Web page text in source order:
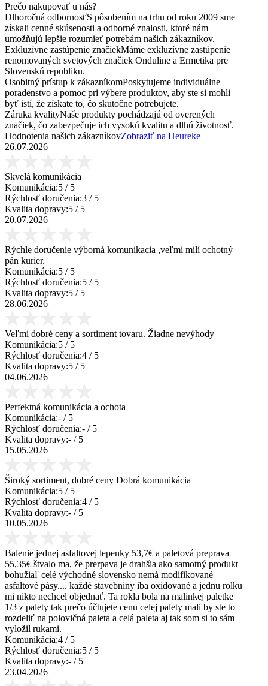
Prečo nakupovať u nás?
Dlhoročná odbornosťS pôsobením na trhu od roku 2009 sme
získali cenné skúsenosti a odborné znalosti, ktoré nám
umožňujú lepšie rozumieť potrebám našich zákazníkov.
Exkluzívne zastúpenie značiekMáme exkluzívne zastúpenie
renomovaných svetových značiek Onduline a Ermetika pre
Slovenskú republiku.
Osobitný prístup k zákazníkomPoskytujeme individuálne
poradenstvo a pomoc pri výbere produktov, aby ste si mohli
byť istí, že získate to, čo skutočne potrebujete.
Záruka kvalityNaše produkty pochádzajú od overených
značiek, čo zabezpečuje ich vysokú kvalitu a dlhú životnosť.
Hodnotenia našich zákazníkovZobraziť na Heureke
26.07.2026
Skvelá komunikácia
Komunikácia:5 / 5
Rýchlosť doručenia:3 / 5
Kvalita dopravy:5 / 5
20.07.2026
Rýchle doručenie výborná komunikacia ,veľmi milí ochotný
pán kurier.
Komunikácia:5 / 5
Rýchlosť doručenia:5 / 5
Kvalita dopravy:5 / 5
28.06.2026
Veľmi dobré ceny a sortiment tovaru. Žiadne nevýhody
Komunikácia:5 / 5
Rýchlosť doručenia:4 / 5
Kvalita dopravy:5 / 5
04.06.2026
Perfektná komunikácia a ochota
Komunikácia:- / 5
Rýchlosť doručenia:- / 5
Kvalita dopravy:- / 5
15.05.2026
Široký sortiment, dobré ceny Dobrá komunikácia
Komunikácia:5 / 5
Rýchlosť doručenia:4 / 5
Kvalita dopravy:- / 5
10.05.2026
Balenie jednej asfaltovej lepenky 53,7€ a paletová preprava
55,35€ štvalo ma, že prerpava je drahšia ako samotný produkt
bohužiaľ celé východné slovensko nemá modifikované
asfaltové pásy.... každé stavebniny iba oxidované a jednu rolku
mi nikto nechcel objednať. Ta rokla bola na malinkej paletke
1/3 z palety tak prečo účtujete cenu celej palety mali by ste to
rozdeliť na polovičná paleta a celá paleta aj tak som si to sám
vyložil rukami.
Komunikácia:4 / 5
Rýchlosť doručenia:5 / 5
Kvalita dopravy:- / 5
23.04.2026